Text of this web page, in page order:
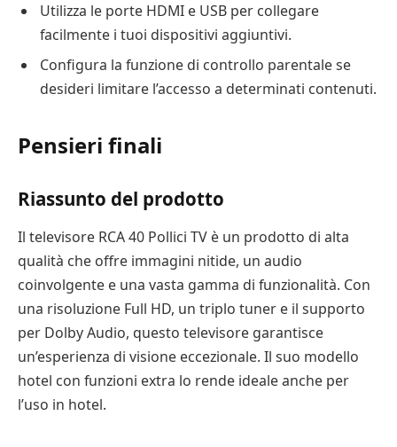
Utilizza le porte HDMI e USB per collegare
facilmente i tuoi dispositivi aggiuntivi.
Configura la funzione di controllo parentale se
desideri limitare l’accesso a determinati contenuti.
Pensieri finali
Riassunto del prodotto
Il televisore RCA 40 Pollici TV è un prodotto di alta
qualità che offre immagini nitide, un audio
coinvolgente e una vasta gamma di funzionalità. Con
una risoluzione Full HD, un triplo tuner e il supporto
per Dolby Audio, questo televisore garantisce
un’esperienza di visione eccezionale. Il suo modello
hotel con funzioni extra lo rende ideale anche per
l’uso in hotel.